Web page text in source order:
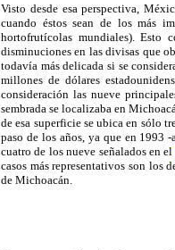
Visto desde esa perspectiva,
cuando éstos sean de los más
hortofrutícolas mundiales). Esto
disminuciones en las divisas que
todavía más delicada si se
millones de dólares
consideración las nueve
sembrada se localizaba en
de esa superficie se ubica en sólo
paso de los años, ya que en 1993
cuatro de los nueve señalados en el
casos más representativos son los
de Michoacán.